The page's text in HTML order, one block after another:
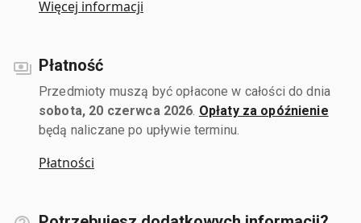
Więcej informacji
Płatność
Przedmioty muszą być opłacone w całości do dnia
sobota, 20 czerwca 2026 Opłaty za opóźnienie
będą naliczane po upływie terminu.
Płatności